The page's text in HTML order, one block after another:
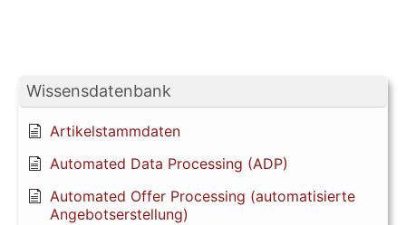
Wissensdatenbank
Artikelstammdaten
Automated Data Processing (ADP)
Automated Offer Processing (automatisierte
Angebotserstellung)